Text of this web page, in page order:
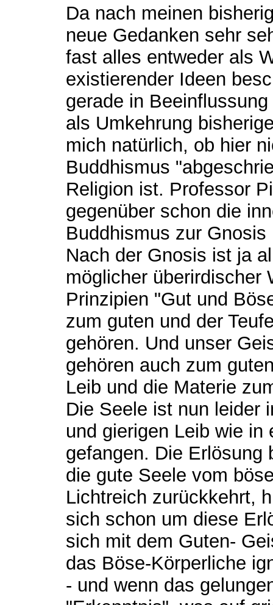
Da nach meinen
neue Gedanken sehr
fast alles entweder als
existierender Ideen
gerade in
als Umkehrung
mich natürlich, ob hier
Buddhismus
Religion ist. Professor
gegenüber schon die
Buddhismus zur
Nach der Gnosis ist ja
möglicher überirdischer
Prinzipien "Gut und
zum guten und der
gehören. Und unser
gehören auch zum
Leib und die Materie
Die Seele ist nun leider
und gierigen Leib wie in
gefangen. Die Erlösung
die gute Seele vom
Lichtreich zurückkehrt,
sich schon um diese
sich mit dem Guten-
das Böse-Körperliche
- und wenn das